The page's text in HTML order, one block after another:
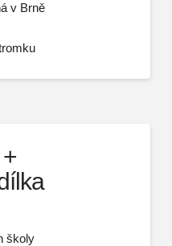
v Brně
školy